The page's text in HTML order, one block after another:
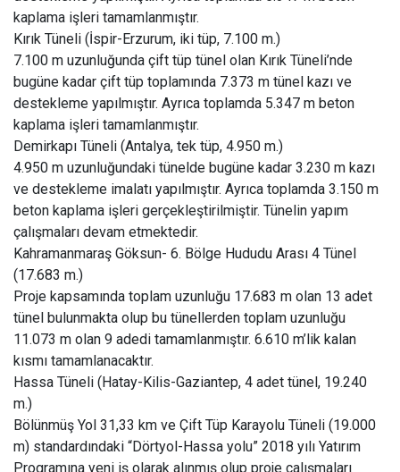
kaplama işleri tamamlanmıştır.
Kırık Tüneli (İspir-Erzurum, iki tüp, 7.100 m.)
7.100 m uzunluğunda çift tüp tünel olan Kırık Tüneli’nde
bugüne kadar çift tüp toplamında 7.373 m tünel kazı ve
destekleme yapılmıştır. Ayrıca toplamda 5.347 m beton
kaplama işleri tamamlanmıştır.
Demirkapı Tüneli (Antalya, tek tüp, 4.950 m.)
4.950 m uzunluğundaki tünelde bugüne kadar 3.230 m kazı
ve destekleme imalatı yapılmıştır. Ayrıca toplamda 3.150 m
beton kaplama işleri gerçekleştirilmiştir. Tünelin yapım
çalışmaları devam etmektedir.
Kahramanmaraş Göksun- 6. Bölge Hududu Arası 4 Tünel
(17.683 m.)
Proje kapsamında toplam uzunluğu 17.683 m olan 13 adet
tünel bulunmakta olup bu tünellerden toplam uzunluğu
11.073 m olan 9 adedi tamamlanmıştır. 6.610 m’lik kalan
kısmı tamamlanacaktır.
Hassa Tüneli (Hatay-Kilis-Gaziantep, 4 adet tünel, 19.240
m.)
Bölünmüş Yol 31,33 km ve Çift Tüp Karayolu Tüneli (19.000
m) standardındaki “Dörtyol-Hassa yolu” 2018 yılı Yatırım
Programına yeni iş olarak alınmış olup proje çalışmaları